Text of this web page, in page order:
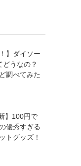
】ダイソー
どうなの？
調べてみた
】100円で
優秀すぎる
トグッズ！